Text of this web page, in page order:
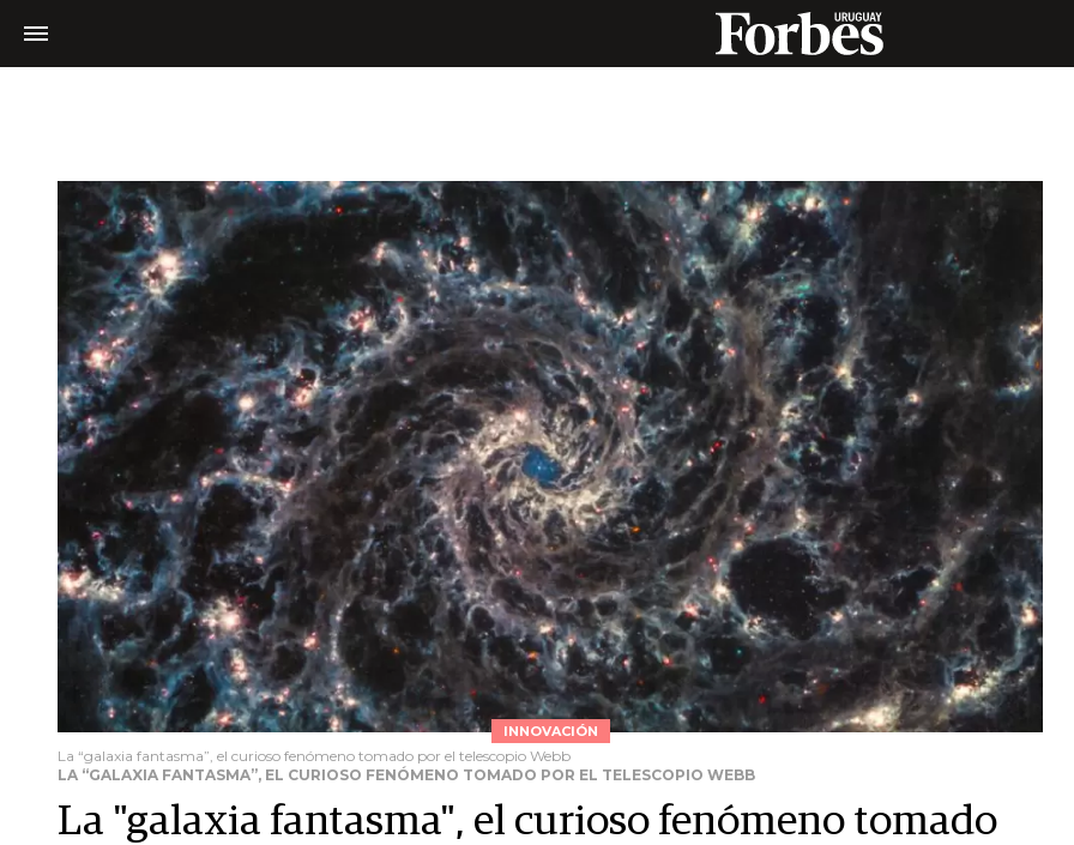
INNOVACIÓN
La “galaxia fantasma”, el curioso fenómeno tomado por el telescopio Webb
LA “GALAXIA FANTASMA”, EL CURIOSO FENÓMENO TOMADO POR EL TELESCOPIO WEBB
La "galaxia fantasma", el curioso fenómeno tomado